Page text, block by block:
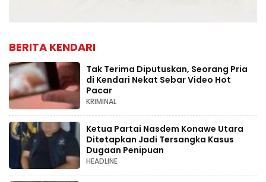
BERITA KENDARI
Tak Terima Diputuskan, Seorang Pria
di Kendari Nekat Sebar Video Hot
Pacar
KRIMINAL
Ketua Partai Nasdem Konawe Utara
Ditetapkan Jadi Tersangka Kasus
Dugaan Penipuan
HEADLINE